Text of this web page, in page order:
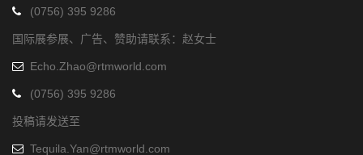
(0756) 395 9286
国际展参展、广告、赞助请联系：赵女士
Echo.Zhao@rtmworld.com
(0756) 395 9286
投稿请发送至
Tequila.Yan@rtmworld.com